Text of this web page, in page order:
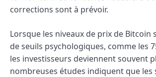
corrections sont à prévoir.
Lorsque les niveaux de prix de Bitcoin
de seuils psychologiques, comme les
les investisseurs deviennent souvent
nombreuses études indiquent que les